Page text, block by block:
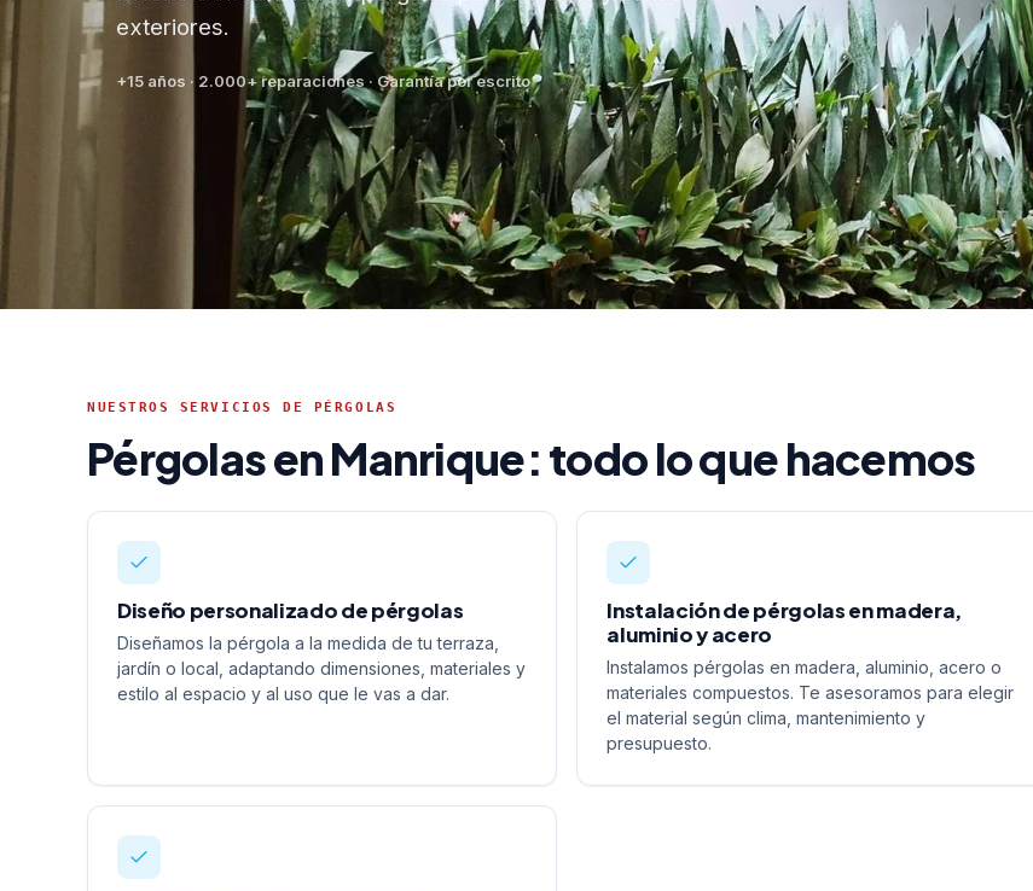
exteriores.
+15 años · 2.000+ reparaciones · Garantía por escrito
NUESTROS SERVICIOS DE PÉRGOLAS
Pérgolas en Manrique: todo lo que hacemos
Diseño personalizado de pérgolas
Diseñamos la pérgola a la medida de tu terraza,
jardín o local, adaptando dimensiones, materiales y
estilo al espacio y al uso que le vas a dar.
Instalación de pérgolas en madera,
aluminio y acero
Instalamos pérgolas en madera, aluminio, acero o
materiales compuestos. Te asesoramos para elegir
el material según clima, mantenimiento y
presupuesto.